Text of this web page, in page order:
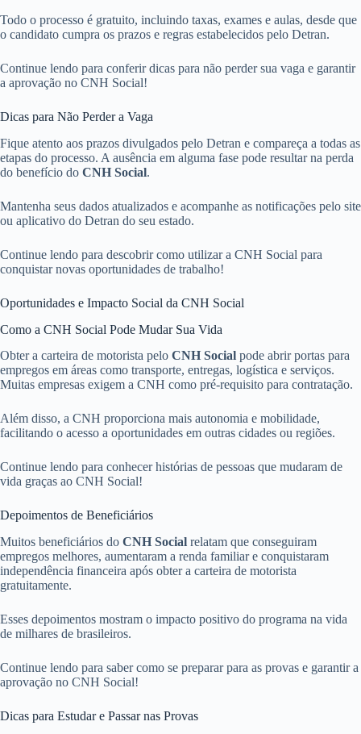
Todo o processo é gratuito, incluindo taxas, exames e aulas, desde que
o candidato cumpra os prazos e regras estabelecidos pelo Detran.
Continue lendo para conferir dicas para não perder sua vaga e garantir
a aprovação no CNH Social!
Dicas para Não Perder a Vaga
Fique atento aos prazos divulgados pelo Detran e compareça a todas as
etapas do processo. A ausência em alguma fase pode resultar na perda
do benefício do CNH Social.
Mantenha seus dados atualizados e acompanhe as notificações pelo site
ou aplicativo do Detran do seu estado.
Continue lendo para descobrir como utilizar a CNH Social para
conquistar novas oportunidades de trabalho!
Oportunidades e Impacto Social da CNH Social
Como a CNH Social Pode Mudar Sua Vida
Obter a carteira de motorista pelo CNH Social pode abrir portas para
empregos em áreas como transporte, entregas, logística e serviços.
Muitas empresas exigem a CNH como pré-requisito para contratação.
Além disso, a CNH proporciona mais autonomia e mobilidade,
facilitando o acesso a oportunidades em outras cidades ou regiões.
Continue lendo para conhecer histórias de pessoas que mudaram de
vida graças ao CNH Social!
Depoimentos de Beneficiários
Muitos beneficiários do CNH Social relatam que conseguiram
empregos melhores, aumentaram a renda familiar e conquistaram
independência financeira após obter a carteira de motorista
gratuitamente.
Esses depoimentos mostram o impacto positivo do programa na vida
de milhares de brasileiros.
Continue lendo para saber como se preparar para as provas e garantir a
aprovação no CNH Social!
Dicas para Estudar e Passar nas Provas